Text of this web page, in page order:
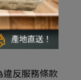
函文要求。
違反服務條款